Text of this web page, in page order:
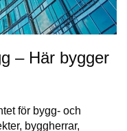
– Här bygger
för bygg- och
byggherrar,